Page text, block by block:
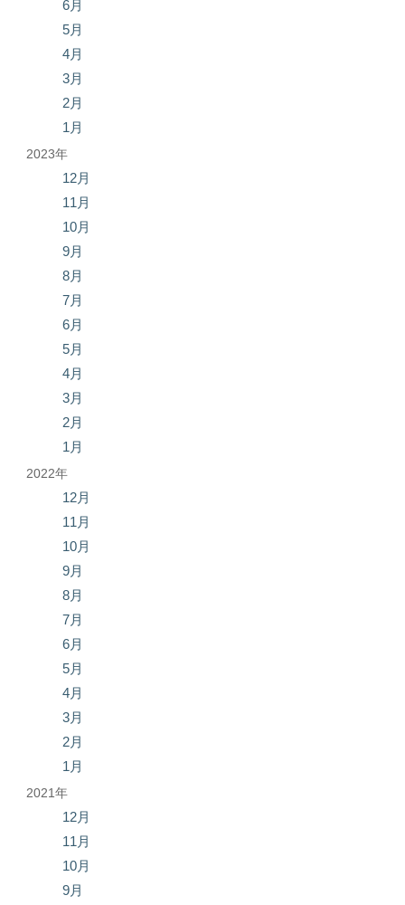
6月
5月
4月
3月
2月
1月
2023年
12月
11月
10月
9月
8月
7月
6月
5月
4月
3月
2月
1月
2022年
12月
11月
10月
9月
8月
7月
6月
5月
4月
3月
2月
1月
2021年
12月
11月
10月
9月